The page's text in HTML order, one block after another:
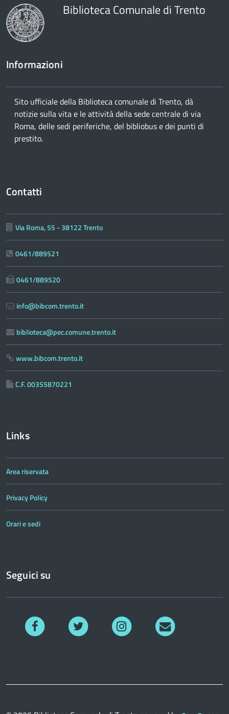
Biblioteca Comunale di Trento
Informazioni
Sito ufficiale della Biblioteca comunale di Trento, dà
notizie sulla vita e le attività della sede centrale di via
Roma, delle sedi periferiche, del bibliobus e dei punti di
prestito.
Contatti
Via Roma, 55 - 38122 Trento
0461/889521
0461/889520
info@bibcom.trento.it
biblioteca@pec.comune.trento.it
www.bibcom.trento.it
C.F. 00355870221
Links
Area riservata
Privacy Policy
Orari e sedi
Seguici su
Facebook Instagram